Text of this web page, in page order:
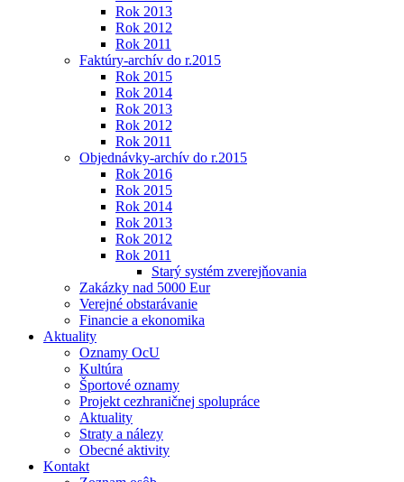
Rok 2013
Rok 2012
Rok 2011
Faktúry-archív do r.2015
Rok 2015
Rok 2014
Rok 2013
Rok 2012
Rok 2011
Objednávky-archív do r.2015
Rok 2016
Rok 2015
Rok 2014
Rok 2013
Rok 2012
Rok 2011
Starý systém zverejňovania
Zakázky nad 5000 Eur
Verejné obstarávanie
Financie a ekonomika
Aktuality
Oznamy OcU
Kultúra
Športové oznamy
Projekt cezhraničnej spolupráce
Aktuality
Straty a nálezy
Obecné aktivity
Kontakt